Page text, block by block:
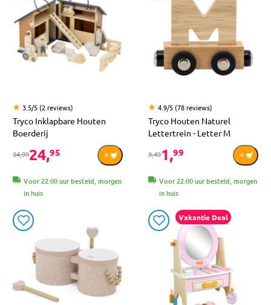
3.5/5 (2 reviews)
Tryco Inklapbare Houten
Boerderij
34,9924,95
Voor 22:00 uur besteld, morgen
in huis
4.9/5 (78 reviews)
Tryco Houten Naturel
Lettertrein - Letter M
3,491,99
Voor 22:00 uur besteld, morgen
in huis
Vakantie Deal